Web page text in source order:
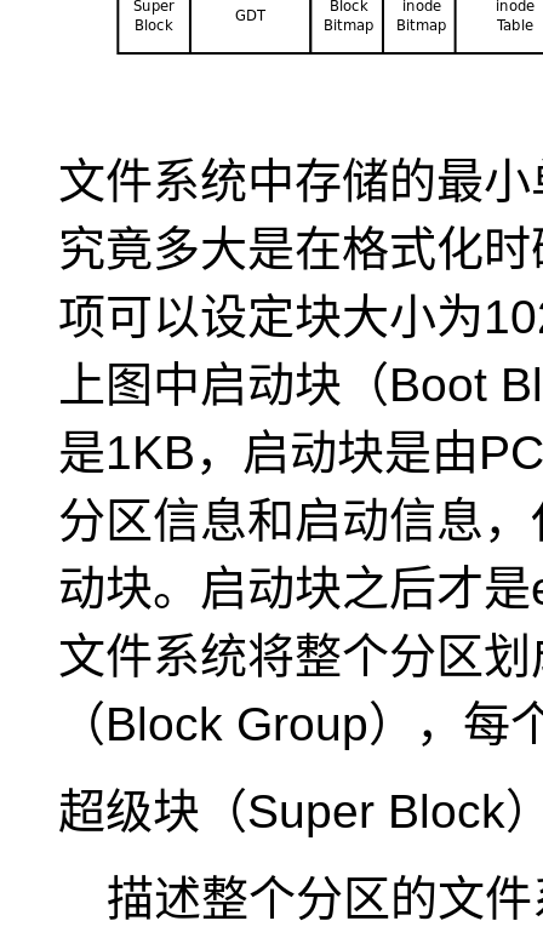
文件系统中存储的最
究竟多大是在格式化
项可以设定块大小为
上图中启动块（Boot
是1KB，启动块是由
分区信息和启动信息
动块。启动块之后才
文件系统将整个分区
（Block Group）
，每
超级块（Super Block
描述整个分区的文